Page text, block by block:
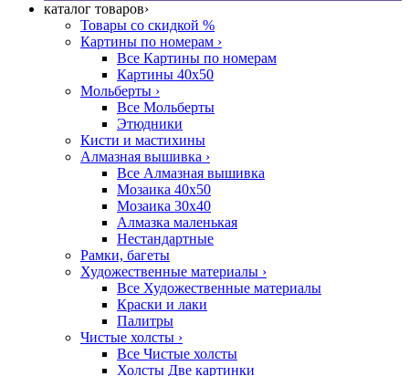
каталог товаров›
Товары со скидкой %
Картины по номерам ›
Все Картины по номерам
Картины 40x50
Мольберты ›
Все Мольберты
Этюдники
Кисти и мастихины
Алмазная вышивка ›
Все Алмазная вышивка
Мозаика 40x50
Мозаика 30x40
Алмазка маленькая
Нестандартные
Рамки, багеты
Художественные материалы ›
Все Художественные материалы
Краски и лаки
Палитры
Чистые холсты ›
Все Чистые холсты
Холсты Две картинки